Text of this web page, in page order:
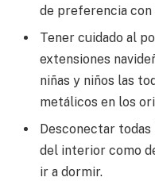
de preferencia
Tener cuidado al
extensiones
niñas y niños las
metálicos en los
Desconectar
del interior como
ir a dormir.